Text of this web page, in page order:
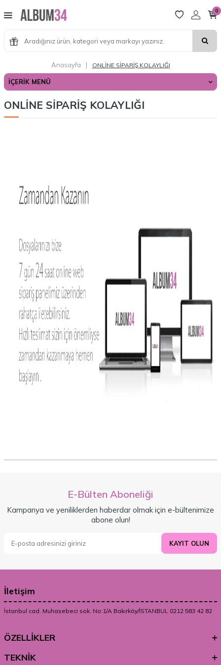
0
Anasayfa | ONLİNE SİPARİŞ KOLAYLIĞI
İÇERIK MENÜ
ONLİNE SİPARİŞ KOLAYLIĞI
E-Bülten Aboneliği
Kampanya ve yeniliklerden haberdar olmak için e-bültenimize
abone olun!
KAYIT OLUN
İletişim
İstanbul cad. Muhasebeci sok. No:1/A Bakırköy/İSTANBUL 0212 583 42 82
ÖZELLİKLER
TEKNİK